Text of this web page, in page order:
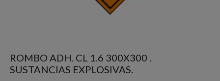
ROMBO ADH. CL 1.6 300X300 .
SUSTANCIAS EXPLOSIVAS.